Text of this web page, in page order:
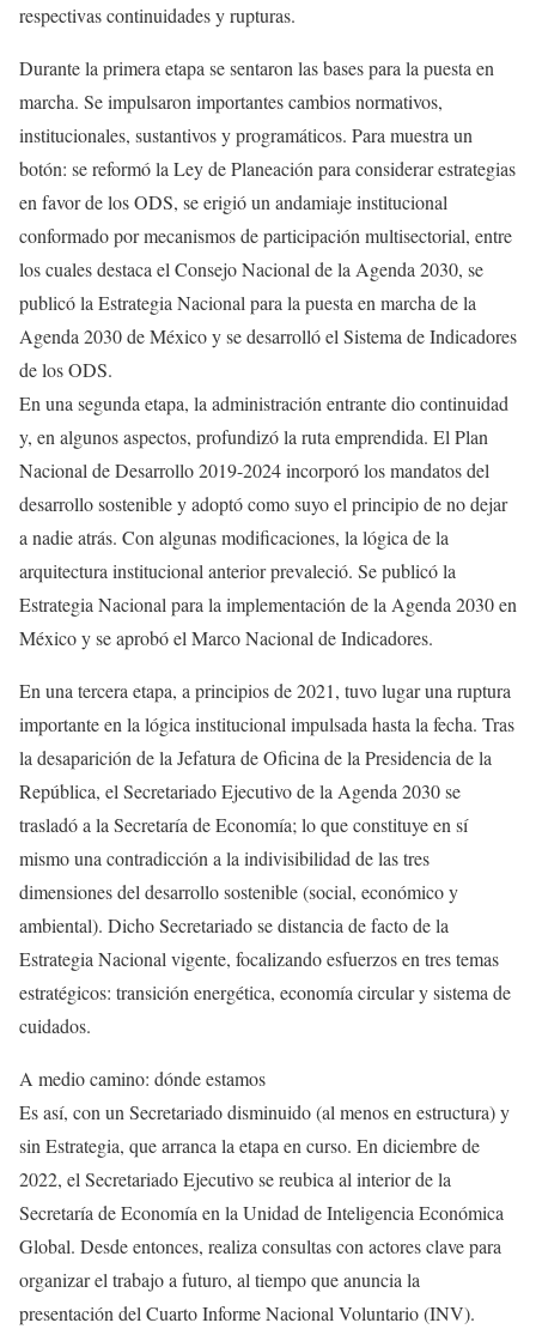
respectivas continuidades y rupturas.
Durante la primera etapa se sentaron las bases para la puesta en
marcha. Se impulsaron importantes cambios normativos,
institucionales, sustantivos y programáticos. Para muestra un
botón: se reformó la Ley de Planeación para considerar estrategias
en favor de los ODS, se erigió un andamiaje institucional
conformado por mecanismos de participación multisectorial, entre
los cuales destaca el Consejo Nacional de la Agenda 2030, se
publicó la Estrategia Nacional para la puesta en marcha de la
Agenda 2030 de México y se desarrolló el Sistema de Indicadores
de los ODS.
En una segunda etapa, la administración entrante dio continuidad
y, en algunos aspectos, profundizó la ruta emprendida. El Plan
Nacional de Desarrollo 2019-2024 incorporó los mandatos del
desarrollo sostenible y adoptó como suyo el principio de no dejar
a nadie atrás. Con algunas modificaciones, la lógica de la
arquitectura institucional anterior prevaleció. Se publicó la
Estrategia Nacional para la implementación de la Agenda 2030 en
México y se aprobó el Marco Nacional de Indicadores.
En una tercera etapa, a principios de 2021, tuvo lugar una ruptura
importante en la lógica institucional impulsada hasta la fecha. Tras
la desaparición de la Jefatura de Oficina de la Presidencia de la
República, el Secretariado Ejecutivo de la Agenda 2030 se
trasladó a la Secretaría de Economía; lo que constituye en sí
mismo una contradicción a la indivisibilidad de las tres
dimensiones del desarrollo sostenible (social, económico y
ambiental). Dicho Secretariado se distancia de facto de la
Estrategia Nacional vigente, focalizando esfuerzos en tres temas
estratégicos: transición energética, economía circular y sistema de
cuidados.
A medio camino: dónde estamos
Es así, con un Secretariado disminuido (al menos en estructura) y
sin Estrategia, que arranca la etapa en curso. En diciembre de
2022, el Secretariado Ejecutivo se reubica al interior de la
Secretaría de Economía en la Unidad de Inteligencia Económica
Global. Desde entonces, realiza consultas con actores clave para
organizar el trabajo a futuro, al tiempo que anuncia la
presentación del Cuarto Informe Nacional Voluntario (INV).